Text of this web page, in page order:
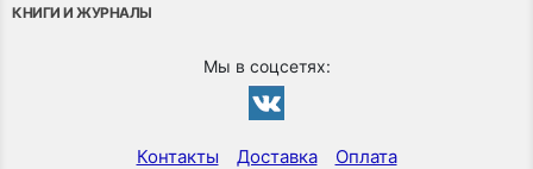
КНИГИ И ЖУРНАЛЫ
Мы в соцсетях:
Контакты Доставка Оплата